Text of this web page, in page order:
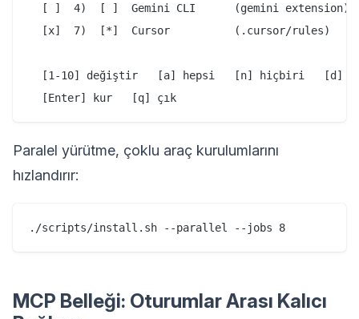
  [ ]  4)  [ ]  Gemini CLI      (gemini extension)
  [x]  7)  [*]  Cursor          (.cursor/rules)
[1-10] değiştir   [a] hepsi   [n] hiçbiri   [d]
Paralel yürütme, çoklu araç kurulumlarını
hızlandırır:
MCP Belleği: Oturumlar Arası Kalıcı